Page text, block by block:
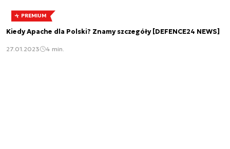
PREMIUM
Kiedy Apache dla Polski? Znamy szczegóły [DEFENCE24 NEWS]
27.01.2023 4 min.